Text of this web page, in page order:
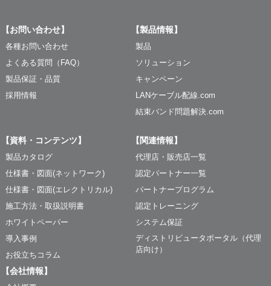
【お問い合わせ】
各種お問い合わせ
よくある質問（FAQ）
製品保証・品質
採用情報
【製品情報】
製品
ソリューション
キャンペーン
LANケーブル配線.com
結束バンド問題解決.com
【資料・コンテンツ】
製品カタログ
仕様書・図面(ネットワーク)
仕様書・図面(エレクトリカル)
施工方法・取扱説明書
ホワイトペーパー
導入事例
お役立ちコラム
【関連情報】
代理店・販売店一覧
認定パートナー一覧
パートナープログラム
認定トレーニング
システム保証
ディストリビュータポータル（代理
店向け）
【会社情報】